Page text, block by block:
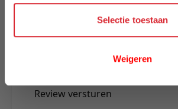
Selectie toestaan
Weigeren
Review
Review versturen